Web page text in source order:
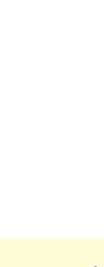
истории, клипы!
шаржи, стихи,